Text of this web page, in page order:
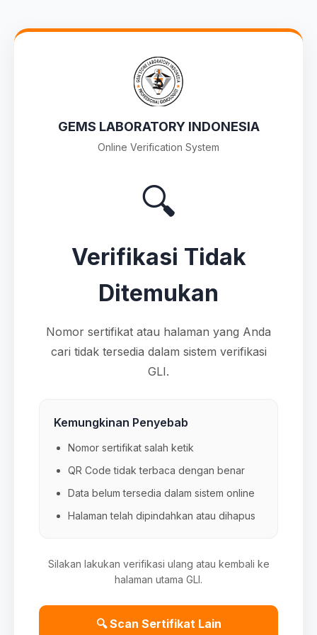
GEMS LABORATORY INDONESIA
Online Verification System
🔍
Verifikasi Tidak
Ditemukan
Nomor sertifikat atau halaman yang Anda
cari tidak tersedia dalam sistem verifikasi
GLI.
Kemungkinan Penyebab
Nomor sertifikat salah ketik
QR Code tidak terbaca dengan benar
Data belum tersedia dalam sistem online
Halaman telah dipindahkan atau dihapus
Silakan lakukan verifikasi ulang atau kembali ke
halaman utama GLI.
🔍 Scan Sertifikat Lain